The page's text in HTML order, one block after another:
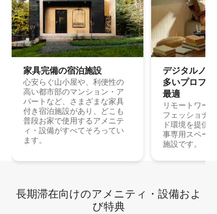
家具完備の宿⁠泊⁠施⁠設
心安らぐ山小屋や、利便性の
高い都市部のマンション・ア
パートなど、さまざまな家具
付き宿泊施設があり、どこも
普段お家で使用するアメニテ
ィ・設備がすべてそろってい
ます。
デジタルノ
多⁠いプ⁠ロ⁠フ⁠
最⁠適
リモートワー
フェッショナ
ド環境を提供
事専用スペー
施設です。
長期滞在向け⁠のア⁠メ⁠ニ⁠テ⁠ィ⁠・設⁠備⁠およ
び特⁠典